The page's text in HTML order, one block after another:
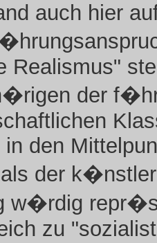
auch hier
Realismus"
der
in den
der
w�rdig
zu